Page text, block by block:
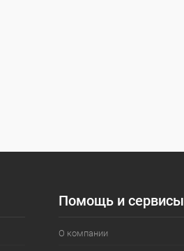
Помощь и сервисы
О компании